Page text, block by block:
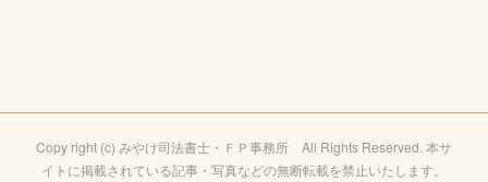
Copy right (c) みやけ司法書士・ＦＰ事務所 All Rights Reserved. 本サ
イトに掲載されている記事・写真などの無断転載を禁止いたします。